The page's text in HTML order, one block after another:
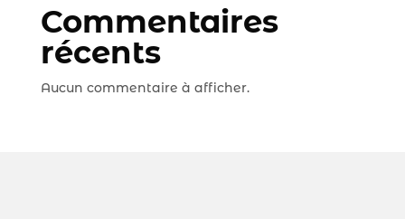
Commentaires
récents
Aucun commentaire à afficher.